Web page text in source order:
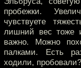
пробежки.
чувствуете
лишний вес тоже
важно. Можно
палками. Есть
ходили, пробовали?